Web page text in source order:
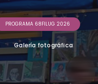
PROGRAMA 68FILUG 2026
Galería fotográfica